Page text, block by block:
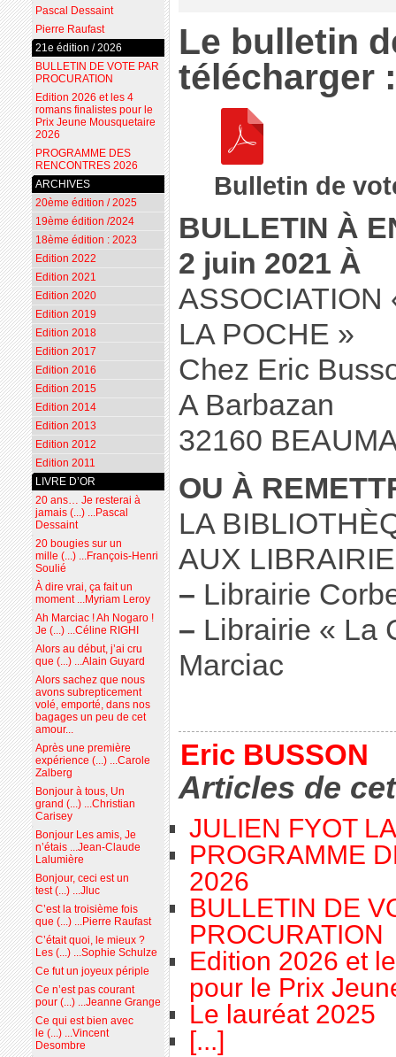
Le bulletin
télécharger :
Bulletin de
BULLETIN À
2 juin 2021 À
ASSOCIATION
LA POCHE »
Chez Eric
A Barbazan
32160
OU À
LA
AUX
– Librairie
– Librairie « La
Marciac
Eric BUSSON
Articles de
JULIEN FYOT
PROGRAMME
2026
BULLETIN DE
PROCURATION
Edition 2026 et
pour le Prix
Le lauréat 2025
[...]
Pascal Dessaint
Pierre Raufast
21e édition / 2026
BULLETIN DE VOTE PAR
PROCURATION
Edition 2026 et les 4
romans finalistes pour le
Prix Jeune Mousquetaire
2026
PROGRAMME DES
RENCONTRES 2026
ARCHIVES
20ème édition / 2025
19ème édition /2024
18ème édition : 2023
Edition 2022
Edition 2021
Edition 2020
Edition 2019
Edition 2018
Edition 2017
Edition 2016
Edition 2015
Edition 2014
Edition 2013
Edition 2012
Edition 2011
LIVRE D’OR
20 ans… Je resterai à
jamais (...) ...Pascal
Dessaint
20 bougies sur un
mille (...) ...François-Henri
Soulié
À dire vrai, ça fait un
moment ...Myriam Leroy
Ah Marciac ! Ah Nogaro !
Je (...) ...Céline RIGHI
Alors au début, j’ai cru
que (...) ...Alain Guyard
Alors sachez que nous
avons subrepticement
volé, emporté, dans nos
bagages un peu de cet
amour...
Après une première
expérience (...) ...Carole
Zalberg
Bonjour à tous, Un
grand (...) ...Christian
Carisey
Bonjour Les amis, Je
n’étais ...Jean-Claude
Lalumière
Bonjour, ceci est un
test (...) ...Jluc
C’est la troisième fois
que (...) ...Pierre Raufast
C’était quoi, le mieux ?
Les (...) ...Sophie Schulze
Ce fut un joyeux périple
Ce n’est pas courant
pour (...) ...Jeanne Grange
Ce qui est bien avec
le (...) ...Vincent
Desombre